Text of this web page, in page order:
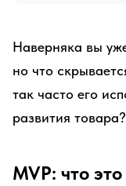
Наверняка вы
но что
так часто его
развития товара?
MVP: что